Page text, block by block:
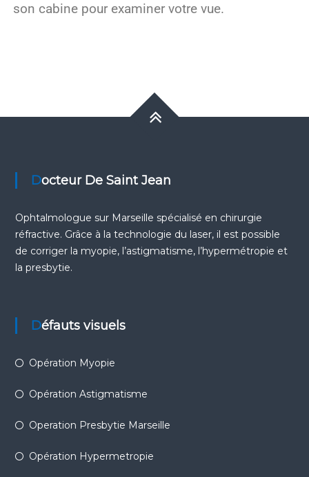
son cabine pour examiner votre vue.
Docteur De Saint Jean
Ophtalmologue sur Marseille spécialisé en chirurgie
réfractive. Grâce à la technologie du laser, il est possible
de corriger la myopie, l’astigmatisme, l’hypermétropie et
la presbytie.
Défauts visuels
Opération Myopie
Opération Astigmatisme
Operation Presbytie Marseille
Opération Hypermetropie